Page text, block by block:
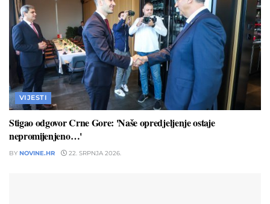
VIJESTI
Stigao odgovor Crne Gore: 'Naše opredjeljenje ostaje
nepromijenjeno…'
BY NOVINE.HR 22. SRPNJA 2026.